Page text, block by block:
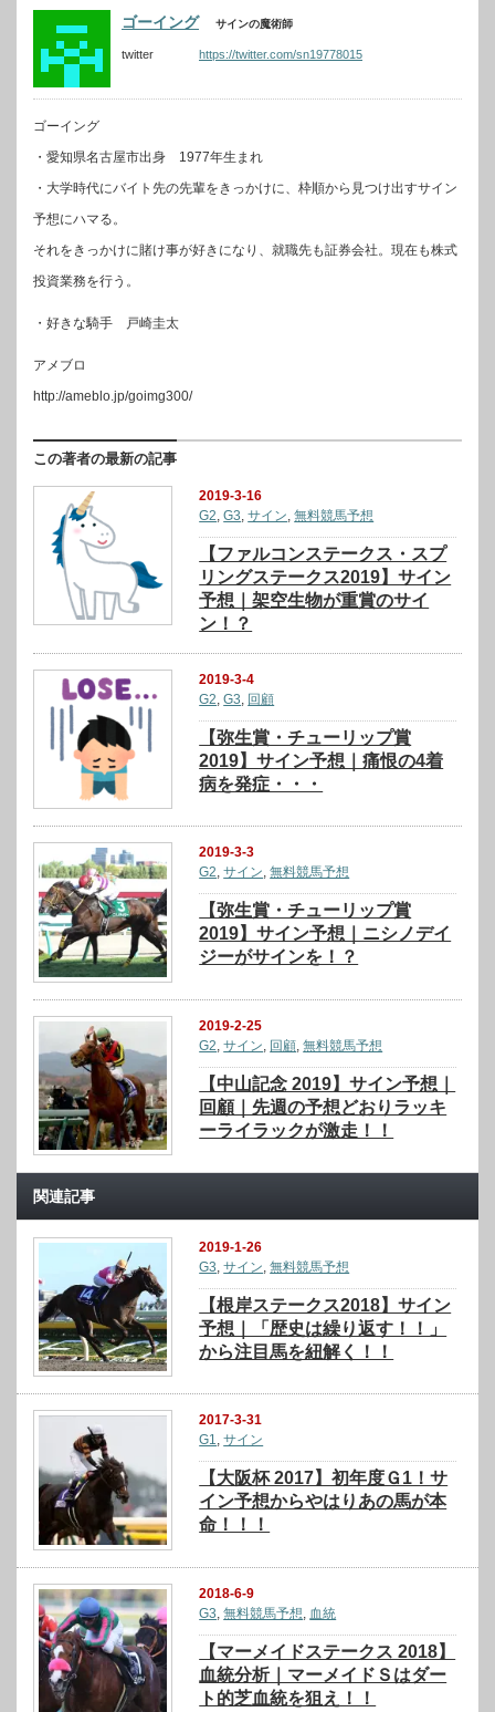
ゴーイング サインの魔術師
twitter https://twitter.com/sn19778015
ゴーイング
・愛知県名古屋市出身 1977年生まれ
・大学時代にバイト先の先輩をきっかけに、枠順から見つけ出すサイン
予想にハマる。
それをきっかけに賭け事が好きになり、就職先も証券会社。現在も株式
投資業務を行う。
・好きな騎手 戸崎圭太
アメブロ
http://ameblo.jp/goimg300/
この著者の最新の記事
2019-3-16
G2 ,G3 ,サイン ,無料競馬予想
【ファルコンステークス・スプ
リングステークス2019】サイン
予想｜架空生物が重賞のサイ
ン！？
2019-3-4
G2 ,G3 回顧
【弥生賞・チューリップ賞
2019】サイン予想｜痛恨の4着
病を発症・・・
2019-3-3
G2,サイン,無料競馬予想
【弥生賞・チューリップ賞
2019】サイン予想｜ニシノデイ
ジーがサインを！？
2019-2-25
G2 ,サイン 回顧 ,無料競馬予想
【中山記念 2019】サイン予想｜
回顧｜先週の予想どおりラッキ
ーライラックが激走！！
関連記事
2019-1-26
G3,サイン,無料競馬予想
【根岸ステークス2018】サイン
予想｜「歴史は繰り返す！！」
から注目馬を紐解く！！
2017-3-31
G1,サイン
【大阪杯 2017】初年度Ｇ1！サ
イン予想からやはりあの馬が本
命！！！
2018-6-9
G3 ,無料競馬予想 血統
【マーメイドステークス 2018】
血統分析｜マーメイドＳはダー
ト的芝血統を狙え！！